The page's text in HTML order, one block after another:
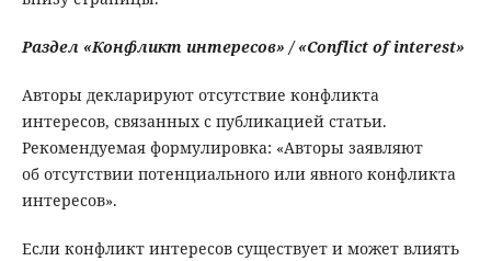
Раздел «Конфликт интересов» / «Conflict of interest»
Авторы декларируют отсутствие конфликта
интересов, связанных с публикацией статьи.
Рекомендуемая формулировка: «Авторы заявляют
об отсутствии потенциального или явного конфликта
интересов».
Если конфликт интересов существует и может влиять